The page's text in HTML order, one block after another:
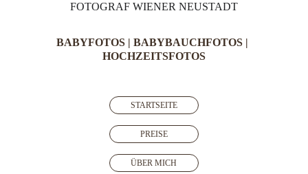
FOTOGRAF WIENER NEUSTADT
BABYFOTOS | BABYBAUCHFOTOS |
HOCHZEITSFOTOS
STARTSEITE
PREISE
ÜBER MICH